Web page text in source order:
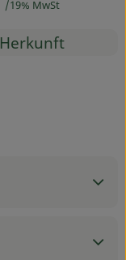
19% MwSt
Herkunft